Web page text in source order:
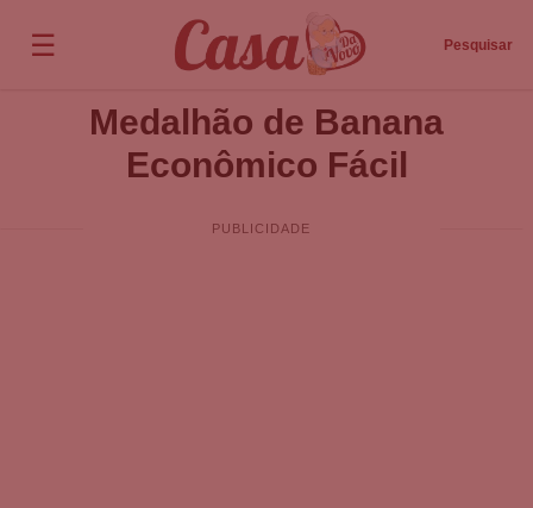
☰ Pesquisar
Medalhão de Banana
Econômico Fácil